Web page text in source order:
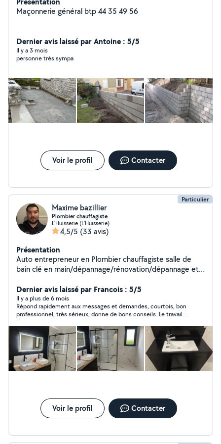
Maçonnerie général btp 44 35 49 56
Dernier avis laissé par Antoine : 5/5
Il y a 3 mois
personne très sympa
Voir le profil Contacter
Particulier
Maxime bazillier
Plombier chauffagiste
L'Huisserie (L'Huisserie)
4,5/5 (33 avis)
Présentation
Auto entrepreneur en Plombier chauffagiste salle de
bain clé en main/dépannage/rénovation/dépannage et
Dernier avis laissé par Francois : 5/5
Il y a plus de 6 mois
Répond rapidement aux messages et demandes, courtois, bon
professionnel, très sérieux, donne de bons conseils. Le travail
pierre et salle de bain). À conseiller
Voir le profil Contacter